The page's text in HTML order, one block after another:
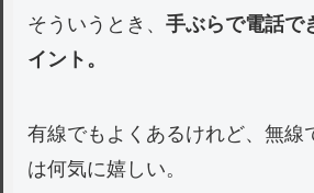
そういうとき、手ぶらで電話で
イント。
有線でもよくあるけれど、無線
は何気に嬉しい。